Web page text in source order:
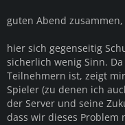
guten Abend zusammen,
hier sich gegenseitig
sicherlich wenig Sinn.
Teilnehmern ist, zeigt
Spieler (zu denen ich
der Server und seine
dass wir dieses Problem